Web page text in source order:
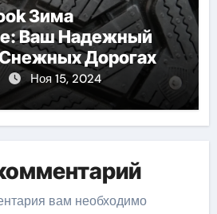
Зима
Ваш Надежный
Дорогах
Ноя 15, 2024
вам необходимо